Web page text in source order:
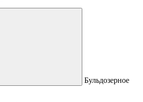
Бульдозерное